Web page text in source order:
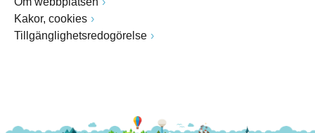
Kakor, cookies
Tillgänglighetsredogörelse